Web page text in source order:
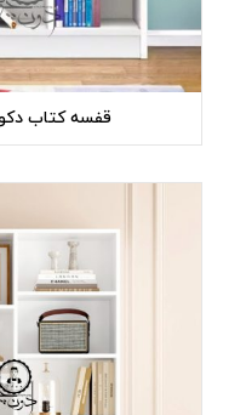
قفسه کتاب